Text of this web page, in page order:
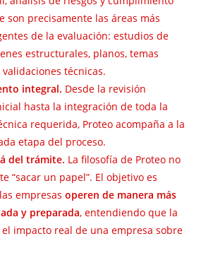
son precisamente las áreas más
de la evaluación: estudios de
estructurales, planos, temas
técnicas.
integral. Desde la revisión
hasta la integración de toda la
requerida, Proteo acompaña a la
etapa del proceso.
del trámite. La filosofía de Proteo no
“sacar un papel”. El objetivo es
empresasoperen de manera más
y preparada, entendiendo que la
el impacto real de una empresa sobre